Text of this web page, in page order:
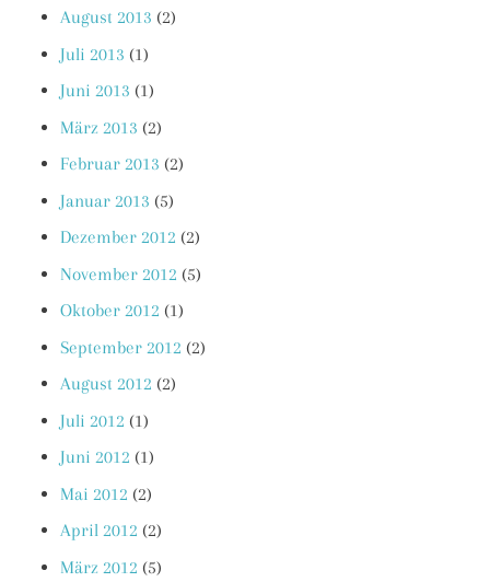
August 2013 (2)
Juli 2013 (1)
Juni 2013 (1)
März 2013 (2)
Februar 2013 (2)
Januar 2013 (5)
Dezember 2012 (2)
November 2012 (5)
Oktober 2012 (1)
September 2012 (2)
August 2012 (2)
Juli 2012 (1)
Juni 2012 (1)
Mai 2012 (2)
April 2012 (2)
März 2012 (5)